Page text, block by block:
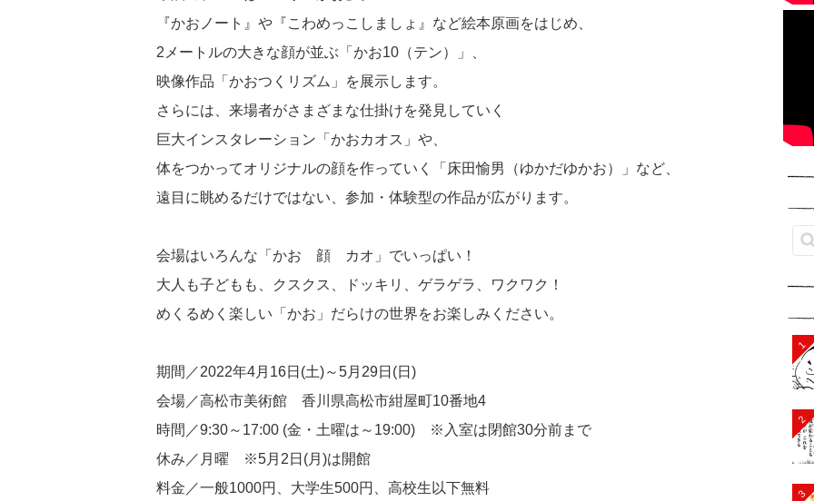
『かおノート』や『こわめっこしましょ』など絵本原画をはじめ、
2メートルの大きな顔が並ぶ「かお10（テン）」、
映像作品「かおつくリズム」を展示します。
さらには、来場者がさまざまな仕掛けを発見していく
巨大インスタレーション「かおカオス」や、
体をつかってオリジナルの顔を作っていく「床田愉男（ゆかだゆかお）」など、
遠目に眺めるだけではない、参加・体験型の作品が広がります。
会場はいろんな「かお 顔 カオ」でいっぱい！
大人も子どもも、クスクス、ドッキリ、ゲラゲラ、ワクワク！
めくるめく楽しい「かお」だらけの世界をお楽しみください。
期間／2022年4月16日(土)～5月29日(日)
会場／高松市美術館 香川県高松市紺屋町10番地4
時間／9:30～17:00 (金・土曜は～19:00) ※入室は閉館30分前まで
休み／月曜 ※5月2日(月)は開館
料金／一般1000円、大学生500円、高校生以下無料
1
2
3